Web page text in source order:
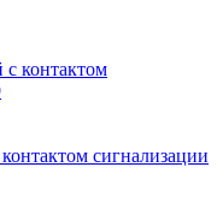
сигнализации